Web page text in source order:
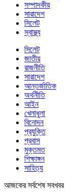
সম্পাদকীয়
সারাদেশ
সিলেট
স্বাস্থ্য
সিলেট
জাতীয়
রাজনীতি
সারাদেশ
আন্তর্জাতিক
অর্থনীতি
আইন
খেলাধুলা
বিনোদন
প্রযুক্তি
প্রবাস
মুক্তমত
শিক্ষাঙ্গন
সাহিত্য
আজকের সর্বশেষ সবখবর